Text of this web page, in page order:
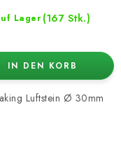
Lager (167 Stk.)
IN DEN KORB
Luftstein Ø 30mm